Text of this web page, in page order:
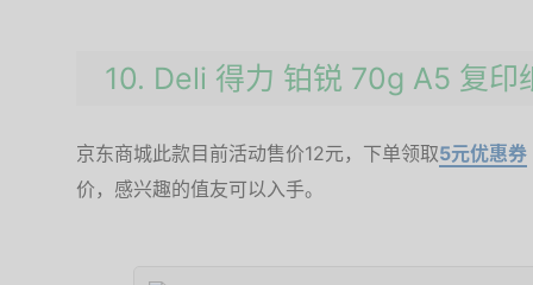
10. Deli 得力 铂锐 70g A5 复印
京东商城此款目前活动售价12元，下单领取5元优惠券
价，感兴趣的值友可以入手。